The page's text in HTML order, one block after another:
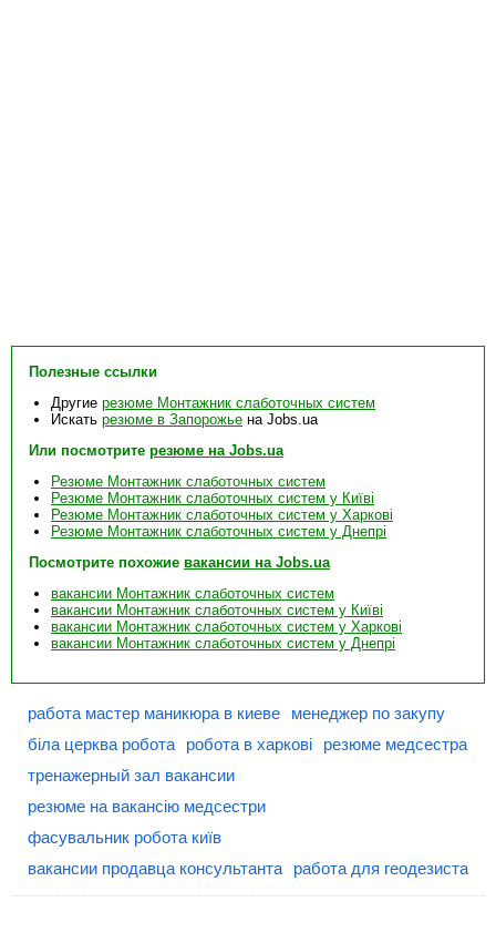
Полезные ссылки
Другие резюме Монтажник слаботочных систем
Искать резюме в Запорожье на Jobs.ua
Или посмотрите резюме на Jobs.ua
Резюме Монтажник слаботочных систем
Резюме Монтажник слаботочных систем у Київі
Резюме Монтажник слаботочных систем у Харкові
Резюме Монтажник слаботочных систем у Днепрі
Посмотрите похожие вакансии на Jobs.ua
вакансии Монтажник слаботочных систем
вакансии Монтажник слаботочных систем у Київі
вакансии Монтажник слаботочных систем у Харкові
вакансии Монтажник слаботочных систем у Днепрі
работа мастер маникюра в киеве
менеджер по закупу
біла церква робота
робота в харкові
резюме медсестра
тренажерный зал вакансии
резюме на вакансію медсестри
фасувальник робота київ
вакансии продавца консультанта
работа для геодезиста